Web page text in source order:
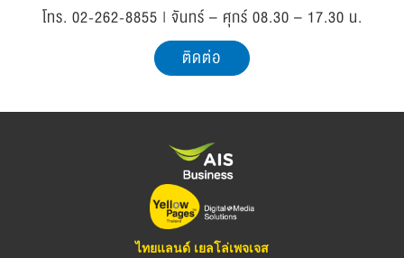
โทร. 02-262-8855 | จันทร์ – ศุกร์ 08.30 – 17.30 น.
ติดต่อ
ไทยแลนด์ เยลโล่เพจเจส